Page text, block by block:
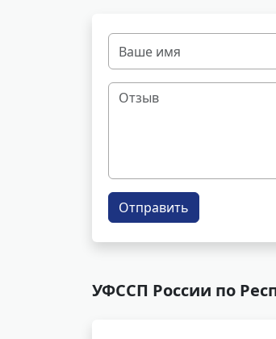
Отправить
УФССП России по